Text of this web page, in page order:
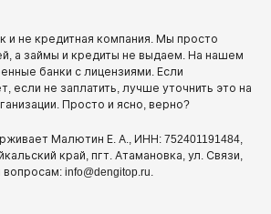
и не кредитная компания. Мы просто
а займы и кредиты не выдаем. На нашем
банки с лицензиями. Если
если не заплатить, лучше уточнить это на
Просто и ясно, верно?
Малютин Е. А., ИНН: 752401191484,
край, пгт. Атамановка, ул. Связи,
info@dengitop.ru.